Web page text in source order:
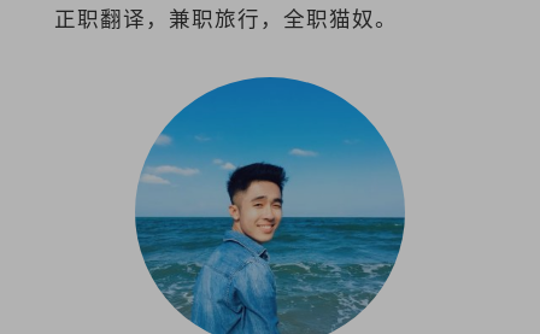
正职翻译，兼职旅行，全职猫奴。